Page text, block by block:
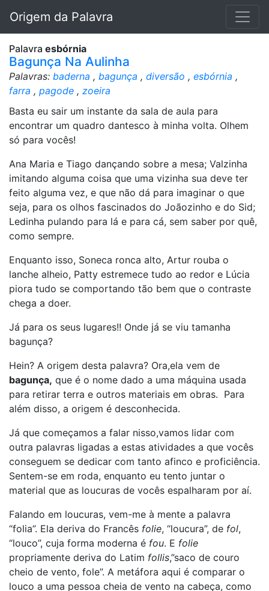
Origem da Palavra
Palavra esbórnia
Bagunça Na Aulinha
Palavras: baderna , bagunça , diversão , esbórnia ,
farra , pagode , zoeira
Basta eu sair um instante da sala de aula para
encontrar um quadro dantesco à minha volta. Olhem
só para vocês!
Ana Maria e Tiago dançando sobre a mesa; Valzinha
imitando alguma coisa que uma vizinha sua deve ter
feito alguma vez, e que não dá para imaginar o que
seja, para os olhos fascinados do Joãozinho e do Sid;
Ledinha pulando para lá e para cá, sem saber por quê,
como sempre.
Enquanto isso, Soneca ronca alto, Artur rouba o
lanche alheio, Patty estremece tudo ao redor e Lúcia
piora tudo se comportando tão bem que o contraste
chega a doer.
Já para os seus lugares!! Onde já se viu tamanha
bagunça?
Hein? A origem desta palavra? Ora,ela vem de
bagunça, que é o nome dado a uma máquina usada
para retirar terra e outros materiais em obras. Para
além disso, a origem é desconhecida.
Já que começamos a falar nisso,vamos lidar com
outra palavras ligadas a estas atividades a que vocês
conseguem se dedicar com tanto afinco e proficiência.
Sentem-se em roda, enquanto eu tento juntar o
material que as loucuras de vocês espalharam por aí.
Falando em loucuras, vem-me à mente a palavra
“folia”. Ela deriva do Francês folie, “loucura”, de fol,
“louco”, cuja forma moderna é fou. E folie
propriamente deriva do Latim follis,”saco de couro
cheio de vento, fole”. A metáfora aqui é comparar o
louco a uma pessoa cheia de vento na cabeça, como